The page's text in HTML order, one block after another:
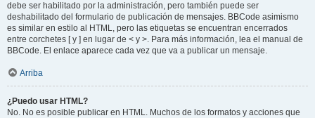
debe ser habilitado por la administración, pero también puede ser
deshabilitado del formulario de publicación de mensajes. BBCode asimismo
es similar en estilo al HTML, pero las etiquetas se encuentran encerrados
entre corchetes [ y ] en lugar de < y >. Para más información, lea el manual de
BBCode. El enlace aparece cada vez que va a publicar un mensaje.
Arriba
¿Puedo usar HTML?
No. No es posible publicar en HTML. Muchos de los formatos y acciones que